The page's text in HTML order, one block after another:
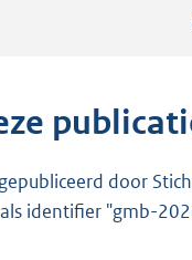
door
identifier "gmb-